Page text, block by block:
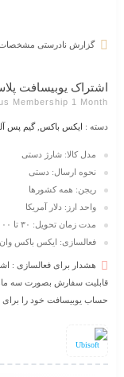
گزارش نادرستی
اشتراک یوبیسافت
Membership 1 Month
دسته : ایکس باکس ,گیم پس
مدل کالا: شارژ دستی
نحوه ارسال: دستی
ریجن: همه کشورها
واحد ارز: دلار آمریکا
مدت زمان تحویل: ۳۰ تا ۱۰۰ دقیقه
فعالسازی: ایکس باکس
هشدار برای فعالسازی :
قابلیت سفارش بصورت سه
حساب یوبیسافت خود را برای
Ubisoft